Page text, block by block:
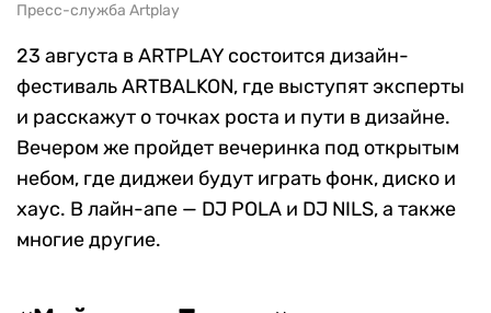
Пресс-служба Artplay
23 августа в ARTPLAY состоится дизайн-
фестиваль ARTBALKON, где выступят эксперты
и расскажут о точках роста и пути в дизайне.
Вечером же пройдет вечеринка под открытым
небом, где диджеи будут играть фонк, диско и
хаус. В лайн-апе — DJ POLA и DJ NILS, а также
многие другие.